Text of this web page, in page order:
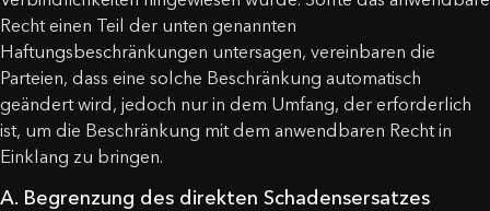
Recht einen Teil der unten genannten
Haftungsbeschränkungen untersagen, vereinbaren die
Parteien, dass eine solche Beschränkung automatisch
geändert wird, jedoch nur in dem Umfang, der erforderlich
ist, um die Beschränkung mit dem anwendbaren Recht in
Einklang zu bringen.
A. Begrenzung des direkten Schadensersatzes